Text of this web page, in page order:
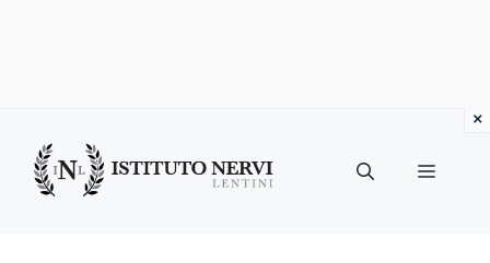
contenuto
Menu